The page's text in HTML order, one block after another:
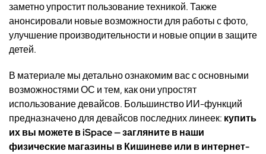
заметно упростит пользование техникой. Также
анонсировали новые возможности для работы с фото,
улучшение производительности и новые опции в защите
детей.
В материале мы детально ознакомим вас с основными
возможностями ОС и тем, как они упростят
использование девайсов. Большинство ИИ-функций
предназначено для девайсов последних линеек: купить
их вы можете в iSpace — загляните в наши
физические магазины в Кишиневе или в интернет-